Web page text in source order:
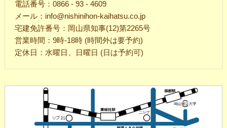
電話番号：0866 - 93 - 4609
メール：info@nishinihon-kaihatsu.co.jp
宅建免許番号：岡山県知事(12)第2265号
営業時間：9時-18時 (時間外は要予約)
定休日：水曜日、日曜日 (日は予約可)